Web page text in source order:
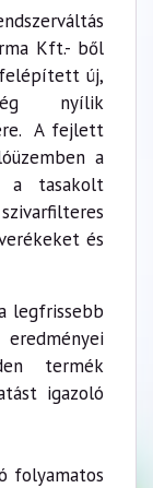
Kft.- ből
új,
nyílik
A fejlett
a
a tasakolt
és
legfrissebb
termék
igazoló
folyamatos